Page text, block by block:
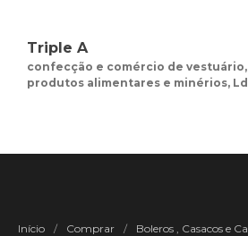
Triple A
confecção e comércio de
produtos alimentares e minérios,
Início / Comprar / Boleros , Casacos e